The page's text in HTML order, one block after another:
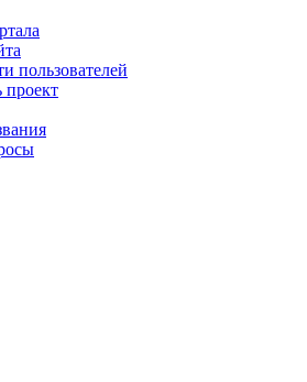
пользователей
проект